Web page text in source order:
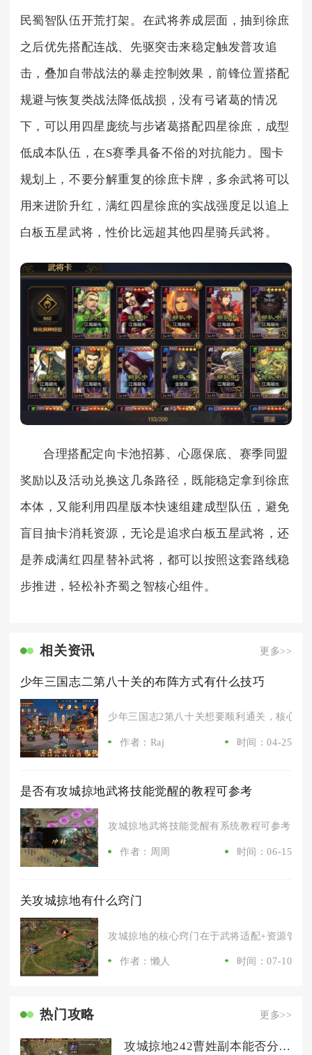
民蜀智队伍开荒打架。在武将养成层面，抽到徐庶
之后优先搭配连战、先驱突击来稳定触发普攻追
击，叠加自带战法的暴走控制效果，前锋位置搭配
规避与恢复类战法降低战损，没有弓诸葛的情况
下，可以用四星庞统与步诸葛搭配四星徐庶，成型
低成本队伍，在S赛季具备不俗的对抗能力。囤卡
规划上，不要分解重复的徐庶卡牌，多余武将可以
用来进阶升红，满红四星徐庶的实战强度足以追上
白板五星武将，性价比远超其他四星骑兵武将。
合理搭配定向卡池招募、心愿保底、赛季同盟
奖励以及活动兑换这几条路径，既能稳定拿到徐庶
本体，又能利用四星版本快速组建成型队伍，避免
盲目抽卡消耗资源，无论是追求白板五星武将，还
是养成满红四星替补武将，都可以按照这套路线稳
步推进，轻松补齐蜀之智核心组件。
相关资讯 更多>>
少年三国志二第八十关的布阵方式有什么技巧
少年三国志2第八十关想要顺利通关，核心布
作者：Raj 时间：04-25
是否有攻城掠地武将技能觉醒的教程可参考
攻城掠地武将技能觉醒有系统教程可参考，
作者：周周 时间：06-15
关攻城掠地有什么窍门
攻城掠地的核心窍门在于武将适配+资源管
作者：懒人 时间：07-10
热门攻略 更多>>
攻城掠地242曹姓副本能否分享一些过关心得